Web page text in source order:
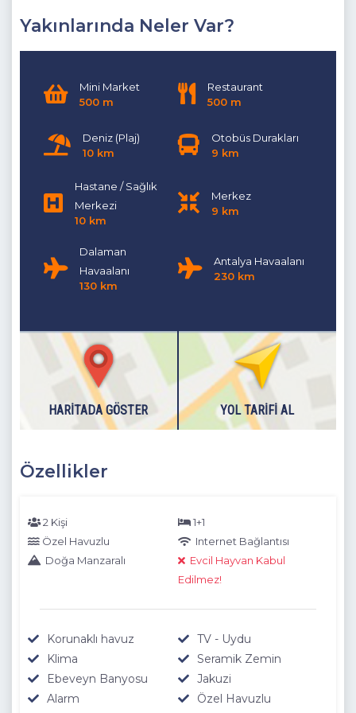
Yakınlarında Neler Var?
Mini Market
500 m
Restaurant
500 m
Deniz (Plaj)
10 km
Otobüs Durakları
9 km
Hastane / Sağlık
Merkezi
10 km
Merkez
9 km
Dalaman
Havaalanı
130 km
Antalya Havaalanı
230 km
HARITADA GÖSTER YOL TARIFI AL
Özellikler
2 Kişi
1+1
Özel Havuzlu
Internet Bağlantısı
Doğa Manzaralı
Evcil Hayvan Kabul
Edilmez!
Korunaklı havuz
TV - Uydu
Klima
Seramik Zemin
Ebeveyn Banyosu
Jakuzi
Alarm
Özel Havuzlu